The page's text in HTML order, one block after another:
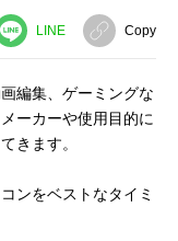
LINE Copy
編集、ゲーミングな
メーカーや使用目的に
きます。
ンをベストなタイミ